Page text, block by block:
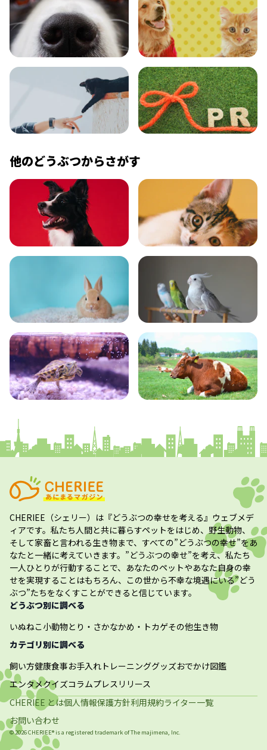
エンタメ クイズ
他のどうぶつからさがす
いぬ ねこ
小動物 とり・さかな
CHERIEE（シェリー） は『どうぶつの幸せを考える』ウェブメデ
ィアです。私たち人間と共に暮らすペットをはじめ、野生動物、
そして家畜と言われる生き物まで、すべての”どうぶつの幸せ”をあ
なたと一緒に考えていきます。”どうぶつの幸せ”を考え、私たち
一人ひとりが行動することで、あなたのペットやあなた自身の幸
せを実現することはもちろん、この世から不幸な境遇にいる”どう
ぶつ”たちをなくすことができると信じています。
どうぶつ別に調べる
いぬねこ小動物とり・さかなかめ・トカゲその他生き物
カテゴリ別に調べる
飼い方健康食事お手入れ トレーニンググッズおでかけ図鑑
エンタメクイズコラムプレスリリース
CHERIEE とは個人情報保護方針利用規約ライター一覧
お問い合わせ
©2026CHERIEE® is a registered trademark of The majimena, Inc.